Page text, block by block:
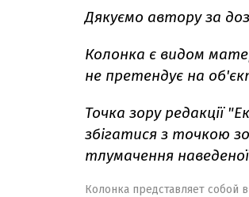
Дякуємо автору за
Колонка є видом
не претендує на
Точка зору редакції
збігатися з точкою
тлумачення
Колонка представляет собой